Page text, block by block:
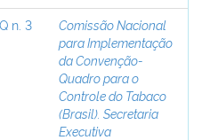
n. 3
Comissão Nacional
para Implementação
da Convenção-
Quadro para o
Controle do Tabaco
(Brasil). Secretaria
Executiva